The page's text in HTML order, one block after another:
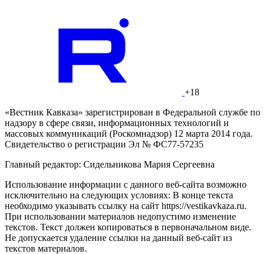
+18
«Вестник Кавказа» зарегистрирован в Федеральной службе по
надзору в сфере связи, информационных технологий и
массовых коммуникаций (Роскомнадзор) 12 марта 2014 года.
Свидетельство о регистрации Эл № ФС77-57235
Главный редактор: Сидельникова Мария Сергеевна
Использование информации с данного веб-сайта возможно
исключительно на следующих условиях: В конце текста
необходимо указывать ссылку на сайт https://vestikavkaza.ru.
При использовании материалов недопустимо изменение
текстов. Текст должен копироваться в первоначальном виде.
Не допускается удаление ссылки на данный веб-сайт из
текстов материалов.